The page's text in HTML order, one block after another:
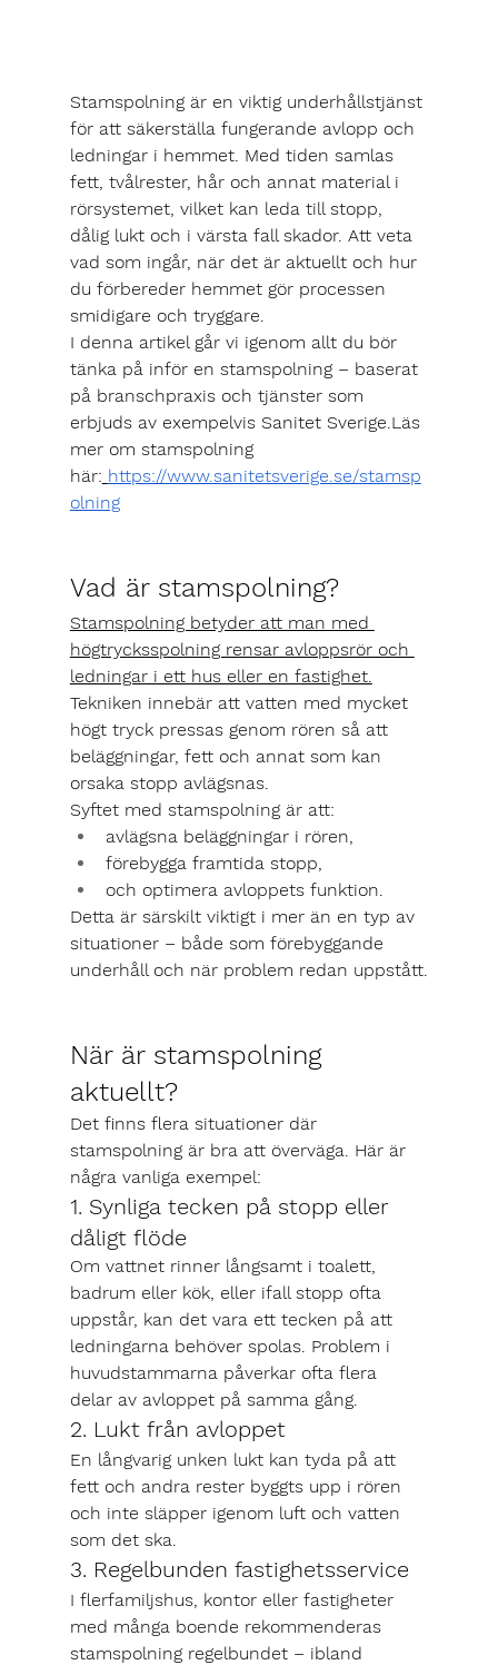
Stamspolning är en viktig underhållstjänst
för att säkerställa fungerande avlopp och
ledningar i hemmet. Med tiden samlas
fett, tvål­rester, hår och annat material i
rörsystemet, vilket kan leda till stopp,
dålig lukt och i värsta fall skador. Att veta
vad som ingår, när det är aktuellt och hur
du förbereder hemmet gör processen
smidigare och tryggare.
I denna artikel går vi igenom allt du bör
tänka på inför en stamspolning – baserat
på branschpraxis och tjänster som
erbjuds av exempelvis Sanitet Sverige.Läs
mer om stamspolning
här: https://www.sanitetsverige.se/stamsp
olning
Vad är stamspolning?
Stamspolning betyder att man med
högtrycksspolning rensar avloppsrör och
ledningar i ett hus eller en fastighet.
Tekniken innebär att vatten med mycket
högt tryck pressas genom rören så att
beläggningar, fett och annat som kan
orsaka stopp avlägsnas.
Syftet med stamspolning är att:
avlägsna beläggningar i rören,
förebygga framtida stopp,
och optimera avloppets funktion.
Detta är särskilt viktigt i mer än en typ av
situationer – både som förebyggande
underhåll och när problem redan uppstått.
När är stamspolning
aktuellt?
Det finns flera situationer där
stamspolning är bra att överväga. Här är
några vanliga exempel:
1. Synliga tecken på stopp eller
dåligt flöde
Om vattnet rinner långsamt i toalett,
badrum eller kök, eller ifall stopp ofta
uppstår, kan det vara ett tecken på att
ledningarna behöver spolas. Problem i
huvudstammarna påverkar ofta flera
delar av avloppet på samma gång.
2. Lukt från avloppet
En långvarig unken lukt kan tyda på att
fett och andra rester byggts upp i rören
och inte släpper igenom luft och vatten
som det ska.
3. Regelbunden fastighets­service
I flerfamiljshus, kontor eller fastigheter
med många boende rekommenderas
stamspolning regelbundet – ibland